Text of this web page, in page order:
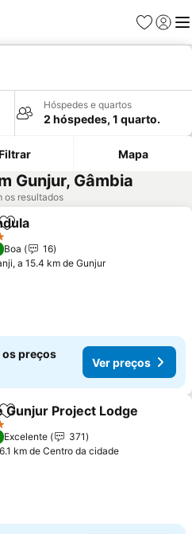
Favoritos
Iniciar
Hóspedes e quartos
2 hóspedes, 1 quarto.
Mapa
Gunjur, Gâmbia
os resultados
Adicionar aos favoritos
Boa
16
a 15.4 km de Gunjur
os preços
Ver preços
Adicionar aos favoritos
Gunjur Project Lodge
Excelente
371
km de Centro da cidade